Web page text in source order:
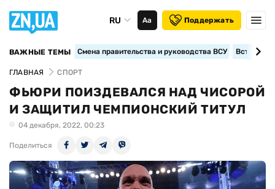
RU Аа Поддержать
ВАЖНЫЕ ТЕМЫ Смена правительства и руководства ВСУ
ГЛАВНАЯ СПОРТ
ФЬЮРИ ПОИЗДЕВАЛСЯ НАД ЧИСОРОЙ
И ЗАЩИТИЛ ЧЕМПИОНСКИЙ ТИТУЛ
04 декабря, 2022, 00:23
Поделиться